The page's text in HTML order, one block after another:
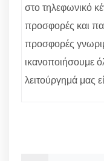
στο τηλεφωνικό
προσφορές και
προσφορές
ικανοποιήσουμε
λειτούργημά μας